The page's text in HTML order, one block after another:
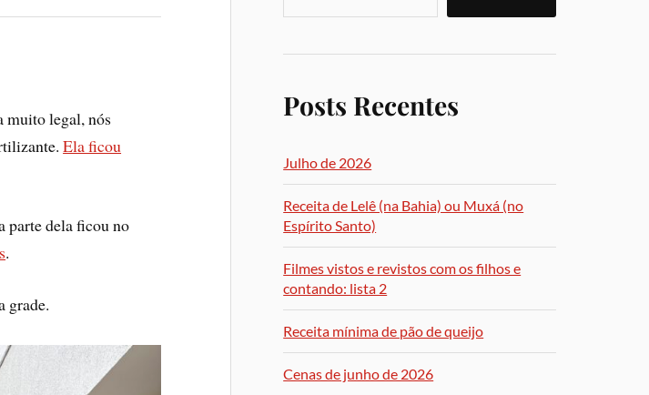
muito legal, nós
Ela ficou
parte dela ficou no
.
grade.
Posts Recentes
Julho de 2026
Receita de Lelê (na Bahia) ou Muxá (no
Espírito Santo)
Filmes vistos e revistos com os filhos e
contando: lista 2
Receita mínima de pão de queijo
Cenas de junho de 2026